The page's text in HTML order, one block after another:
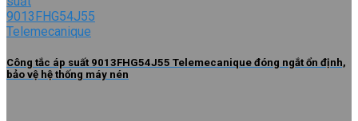
Công tắc áp suất 9013FHG54J55 Telemecanique đóng ngắt ổn định,
bảo vệ hệ thống máy nén